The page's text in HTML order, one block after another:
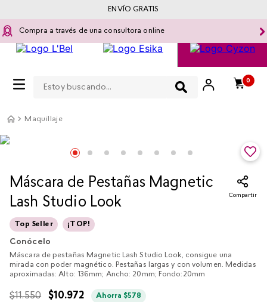
Compra a través de una consultora online
0
ENVÍO GRATIS
Maquillaje
Máscara de Pestañas Magnetic
Lash Studio Look
Compartir
Top Seller ¡TOP!
Conócelo
Máscara de pestañas Magnetic Lash Studio Look, consigue una
mirada con poder magnético. Pestañas largas y con volumen. Medidas
aproximadas: Alto: 136mm; Ancho: 20mm; Fondo:20mm
$11.550 $10.972 Ahorra$578